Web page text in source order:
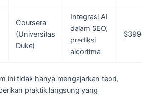
Coursera
(Universitas
Duke)
Integrasi AI
dalam SEO,
prediksi
algoritma
$399
ini tidak hanya mengajarkan teori,
praktik langsung yang